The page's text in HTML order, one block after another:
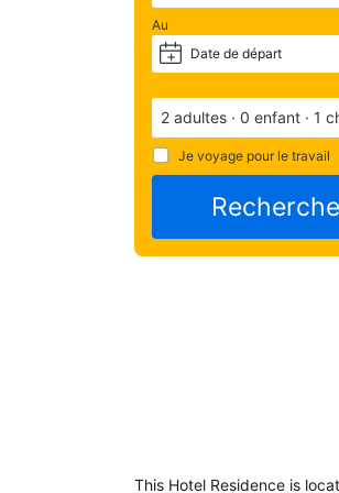
Au
+ Date de départ
2 adultes · 0 enfant · 1
Je voyage pour le travail
This Hotel Residence is